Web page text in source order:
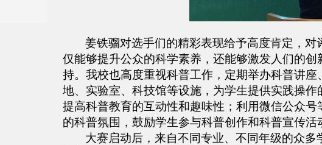
姜铁骝对选手们的精彩表现给予高度肯定，
仅能够提升公众的科学素养，还能够激发人们的
持。我校也高度重视科普工作，定期举办科普讲
地、实验室、科技馆等设施，为学生提供实践操
提高科普教育的互动性和趣味性；利用微信公众
的科普氛围，鼓励学生参与科普创作和科普宣传活
大赛启动后，来自不同专业、不同年级的众